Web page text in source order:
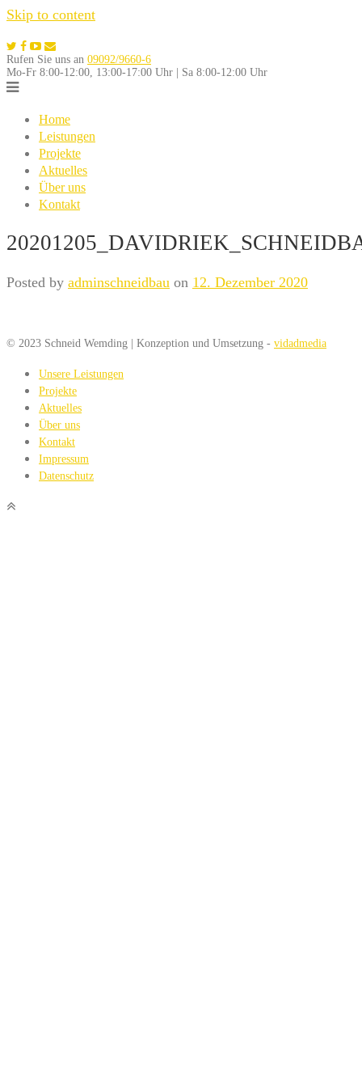
Skip to content
Rufen Sie uns an 09092/9660-6
Mo-Fr 8:00-12:00, 13:00-17:00 Uhr | Sa 8:00-12:00 Uhr
Home
Leistungen
Projekte
Aktuelles
Über uns
Kontakt
Posted by adminschneidbau on 12. Dezember 2020
© 2023 Schneid Wemding | Konzeption und Umsetzung - vidadmedia
Unsere Leistungen
Projekte
Aktuelles
Über uns
Kontakt
Impressum
Datenschutz